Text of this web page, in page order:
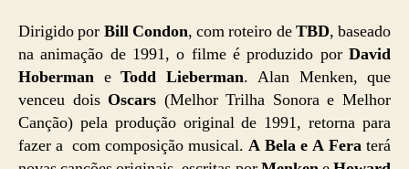
Dirigido por Bill Condon, com roteiro deTBD, baseado
na animação de 1991, o filme é produzido por David
Hoberman e Todd Lieberman. Alan Menken, que
venceu dois Oscars (Melhor Trilha Sonora e Melhor
Canção) pela produção original de 1991, retorna para
fazer a com composição musical. A Bela e A Fera terá